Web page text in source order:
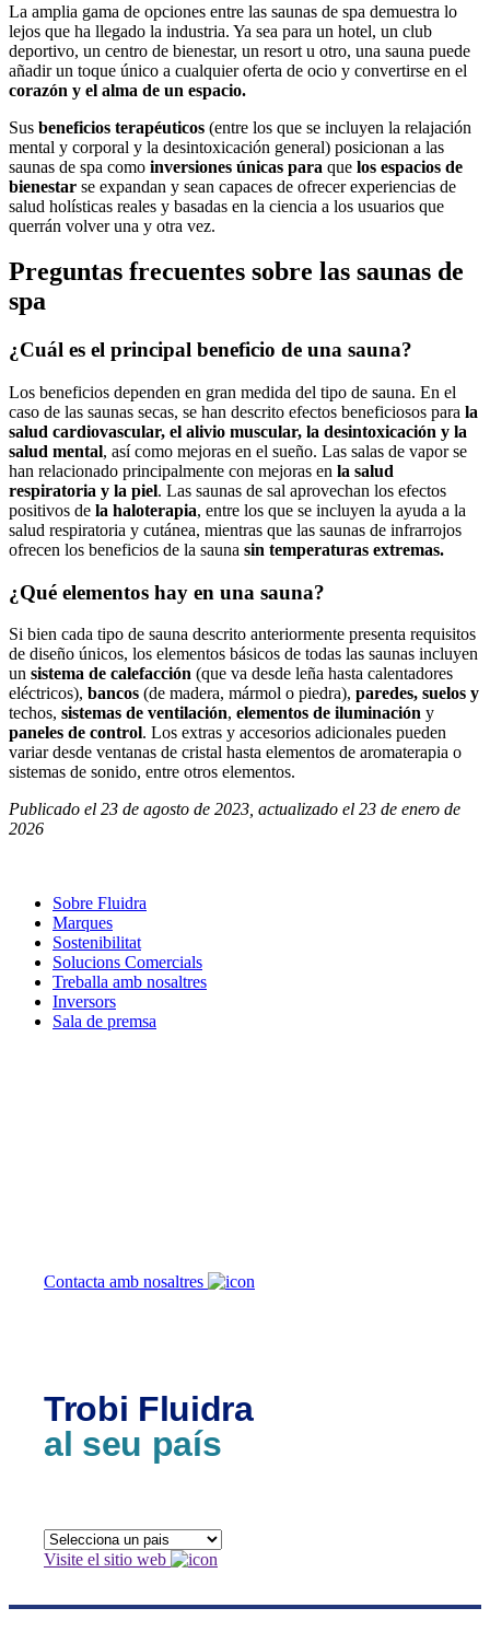
La amplia gama de opciones entre las saunas de spa demuestra lo
lejos que ha llegado la industria. Ya sea para un hotel, un club
deportivo, un centro de bienestar, un resort u otro, una sauna puede
añadir un toque único a cualquier oferta de ocio y convertirse en el
corazón y el alma de un espacio.
Sus beneficios terapéuticos (entre los que se incluyen la relajación
mental y corporal y la desintoxicación general) posicionan a las
saunas de spa como inversiones únicas para que los espacios de
bienestar se expandan y sean capaces de ofrecer experiencias de
salud holísticas reales y basadas en la ciencia a los usuarios que
querrán volver una y otra vez.
Preguntas frecuentes sobre las saunas de
spa
¿Cuál es el principal beneficio de una sauna?
Los beneficios dependen en gran medida del tipo de sauna. En el
caso de las saunas secas, se han descrito efectos beneficiosos para la
salud cardiovascular, el alivio muscular, la desintoxicación y la
salud mental, así como mejoras en el sueño. Las salas de vapor se
han relacionado principalmente con mejoras en la salud
respiratoria y la piel. Las saunas de sal aprovechan los efectos
positivos de la haloterapia, entre los que se incluyen la ayuda a la
salud respiratoria y cutánea, mientras que las saunas de infrarrojos
ofrecen los beneficios de la sauna sin temperaturas extremas.
¿Qué elementos hay en una sauna?
Si bien cada tipo de sauna descrito anteriormente presenta requisitos
de diseño únicos, los elementos básicos de todas las saunas incluyen
un sistema de calefacción (que va desde leña hasta calentadores
eléctricos), bancos (de madera, mármol o piedra), paredes, suelos y
techos, sistemas de ventilación, elementos de iluminación y
paneles de control. Los extras y accesorios adicionales pueden
variar desde ventanas de cristal hasta elementos de aromaterapia o
sistemas de sonido, entre otros elementos.
Publicado el 23 de agosto de 2023, actualizado el 23 de enero de
2026
Sobre Fluidra
Marques
Sostenibilitat
Solucions Comercials
Treballa amb nosaltres
Inversors
Sala de premsa
Contacta amb nosaltres
Trobi Fluidra
al seu país
Visite el sitio web